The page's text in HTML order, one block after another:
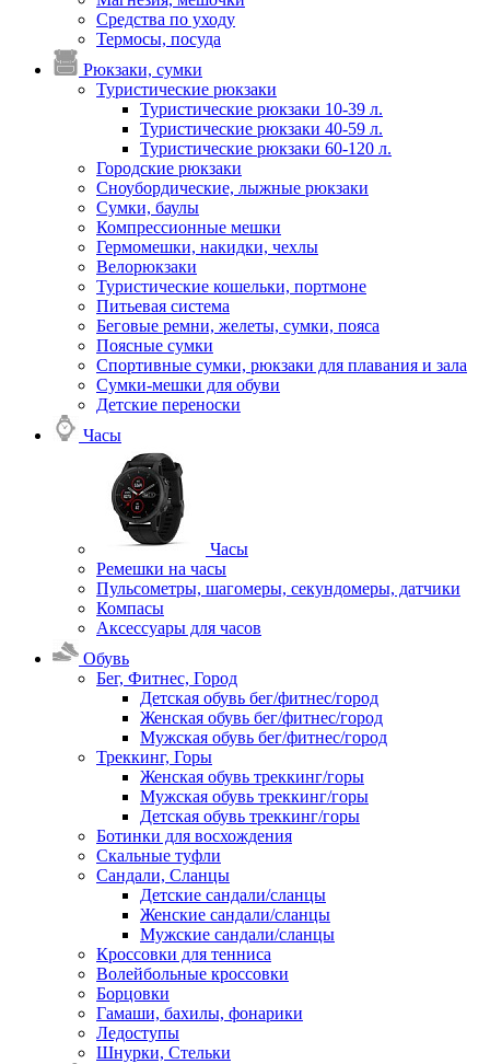
Средства по уходу
Термосы, посуда
Рюкзаки, сумки
Туристические рюкзаки
Туристические рюкзаки 10-39 л.
Туристические рюкзаки 40-59 л.
Туристические рюкзаки 60-120 л.
Городские рюкзаки
Сноубордические, лыжные рюкзаки
Сумки, баулы
Компрессионные мешки
Гермомешки, накидки, чехлы
Велорюкзаки
Туристические кошельки, портмоне
Питьевая система
Беговые ремни, желеты, сумки, пояса
Поясные сумки
Спортивные сумки, рюкзаки для плавания и зала
Сумки-мешки для обуви
Детские переноски
Часы
Часы
Ремешки на часы
Пульсометры, шагомеры, секундомеры, датчики
Компасы
Аксессуары для часов
Обувь
Бег, Фитнес, Город
Детская обувь бег/фитнес/город
Женская обувь бег/фитнес/город
Мужская обувь бег/фитнес/город
Треккинг, Горы
Женская обувь треккинг/горы
Мужская обувь треккинг/горы
Детская обувь треккинг/горы
Ботинки для восхождения
Скальные туфли
Сандали, Сланцы
Детские сандали/сланцы
Женские сандали/сланцы
Мужские сандали/сланцы
Кроссовки для тенниса
Волейбольные кроссовки
Борцовки
Гамаши, бахилы, фонарики
Ледоступы
Шнурки, Стельки